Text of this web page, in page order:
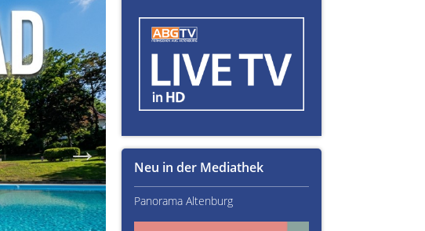
Neu in der Mediathek
Panorama Altenburg